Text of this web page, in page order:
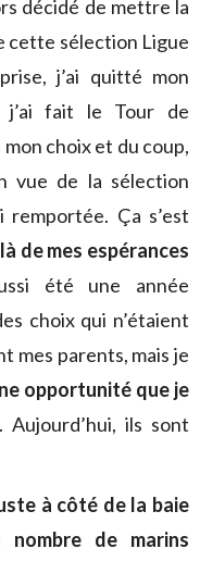
décidé de mettre la
cette sélection Ligue
j’ai quitté mon
j’ai fait le Tour de
choix et du coup,
vue de la sélection
remportée. Ça s’est
de mes espérances
été une année
choix qui n’étaient
mes parents, mais je
opportunité que je
. Aujourd’hui, ils sont
à côté de la baie
de marins